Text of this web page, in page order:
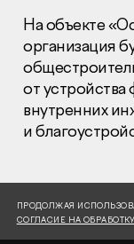
Глaвный
+7 (495) 502
Отдел
+7 (495)
© 2001-2026
На объекте
организация
от
внутренних
и
ПРОДОЛЖАЯ
СОГЛАСИЕ НА